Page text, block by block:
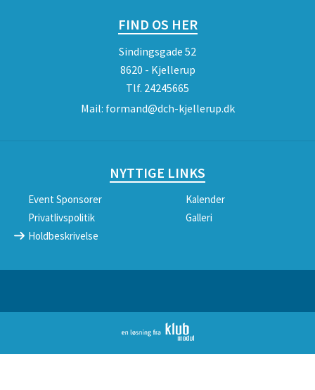
FIND OS HER
Sindingsgade 52
8620 - Kjellerup
Tlf. 24245665
Mail: formand@dch-kjellerup.dk
NYTTIGE LINKS
Event Sponsorer
Kalender
Privatlivspolitik
Galleri
Holdbeskrivelse